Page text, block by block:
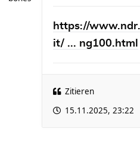
https://
it/ ... ng100.html
Zitieren
15.11.2025, 23:22